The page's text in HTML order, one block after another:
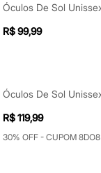
R$ 99,99
R$ 119,99
30% OFF - CUPOM 8DO8